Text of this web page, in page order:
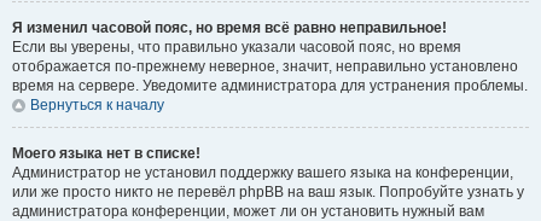
Я изменил часовой пояс, но время всё равно неправильное!
Если вы уверены, что правильно указали часовой пояс, но время
отображается по-прежнему неверное, значит, неправильно установлено
время на сервере. Уведомите администратора для устранения проблемы.
Вернуться к началу
Моего языка нет в списке!
Администратор не установил поддержку вашего языка на конференции,
или же просто никто не перевёл phpBB на ваш язык. Попробуйте узнать у
администратора конференции, может ли он установить нужный вам